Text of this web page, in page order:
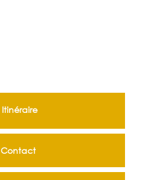
Itinéraire
Contact